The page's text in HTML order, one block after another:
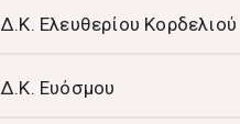
Δ.Κ. Ελευθερίου Κορδελιού
Δ.Κ. Ευόσμου